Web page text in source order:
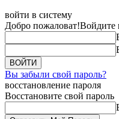
войти в систему
Добро пожаловат!Войдите
Вы забыли свой пароль?
восстановление пароля
Восстановите свой пароль